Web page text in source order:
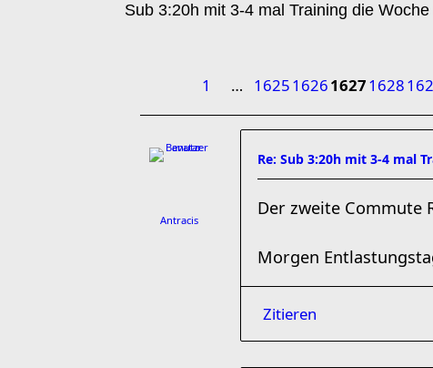
Sub 3:20h mit 3-4 mal Training die
1 … 1625162616271628
Antracis
Re: Sub 3:20h mit 3-4 mal
Der zweite Commute
Morgen
Zitieren